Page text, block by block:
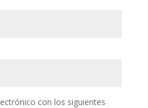
con los siguientes